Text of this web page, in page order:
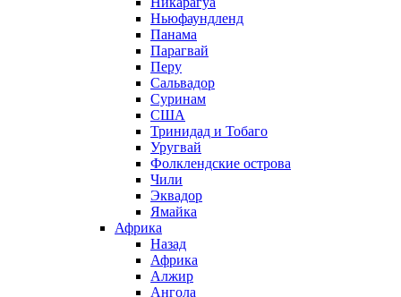
Ньюфаундленд
Панама
Парагвай
Перу
Сальвадор
Суринам
США
Тринидад и Тобаго
Уругвай
Фолклендские острова
Чили
Эквадор
Ямайка
Африка
Назад
Африка
Алжир
Ангола